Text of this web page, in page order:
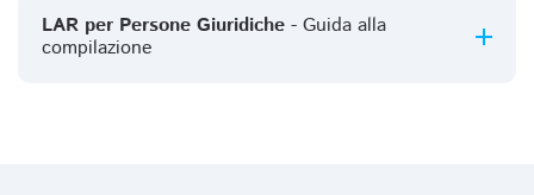
LAR per Persone Giuridiche - Guida alla
compilazione